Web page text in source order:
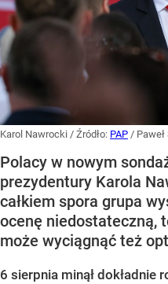
Karol Nawrocki / Źródło: PAP /
Polacy w nowym
prezydentury Karola
całkiem spora grupa
ocenę niedostateczną,
może wyciągnąć też
6 sierpnia minął dokładnie